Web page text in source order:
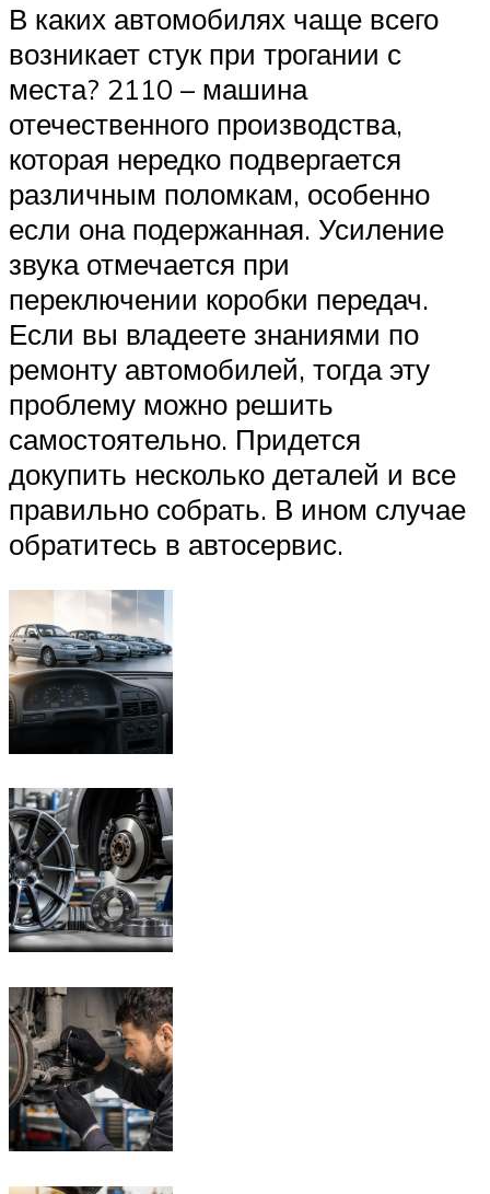
В каких автомобилях чаще всего
возникает стук при трогании с
места? 2110 – машина
отечественного производства,
которая нередко подвергается
различным поломкам, особенно
если она подержанная. Усиление
звука отмечается при
переключении коробки передач.
Если вы владеете знаниями по
ремонту автомобилей, тогда эту
проблему можно решить
самостоятельно. Придется
докупить несколько деталей и все
правильно собрать. В ином случае
обратитесь в автосервис.